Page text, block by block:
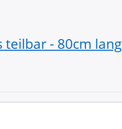
teilbar - 80cm lang